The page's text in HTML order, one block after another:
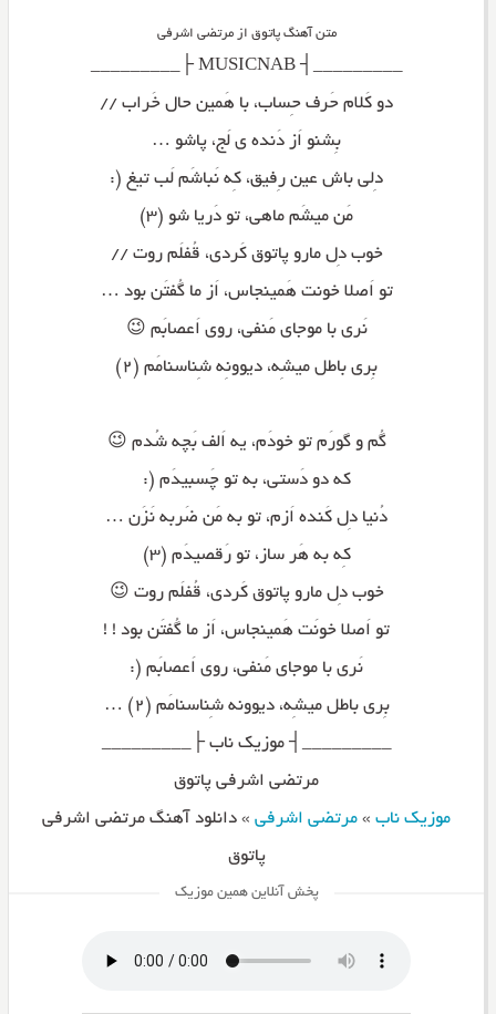
متن آهنگ پاتوق از مرتضی اشرفی
_________┤ MUSICNAB ├_________
دو کَلام حَرف حِساب، با هَمین حال خَراب //
بِشنو اَز دَنده ی لَج، پاشو …
دِلی باش عین رِفیق، کِه نَباشَم لَب تیغ (:
مَن میشَم ماهی، تو دَریا شو (۳)
خوب دِل مارو پاتوق کَردی، قُفلَم روت //
تو اَصلا خونت هَمینجاس، اَز ما گُفتَن بود …
نَری با موجای مَنفی، روی اَعصابَم 😉
بِری باطل میشِه، دیوونِه شِناسنامَم (۲)
گُم و گورَم تو خودَم، یه اَلف بَچه شُدم 😉
که دو دَستی، به تو چَسبیدَم (:
دُنیا دِل کَنده اَزم، تو به مَن ضَربه نَزَن …
کِه به هَر ساز، تو رَقصیدَم (۳)
خوب دِل مارو پاتوق کَردی، قُفلَم روت 😉
تو اَصلا خونَت هَمینجاس، اَز ما گُفتَن بود ! !
نَری با موجای مَنفی، روی اَعصابَم (:
بِری باطل میشِه، دیوونه شِناسنامَم (۲) …
_________┤ موزیک ناب ├_________
مرتضی اشرفی پاتوق
موزیک ناب» مرتضی اشرفی» دانلود آهنگ مرتضی اشرفی
پاتوق
پخش آنلاین همین موزیک